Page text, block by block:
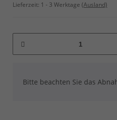
Lieferzeit: 1 - 3 Werktage (Ausland)
Bitte beachten Sie das